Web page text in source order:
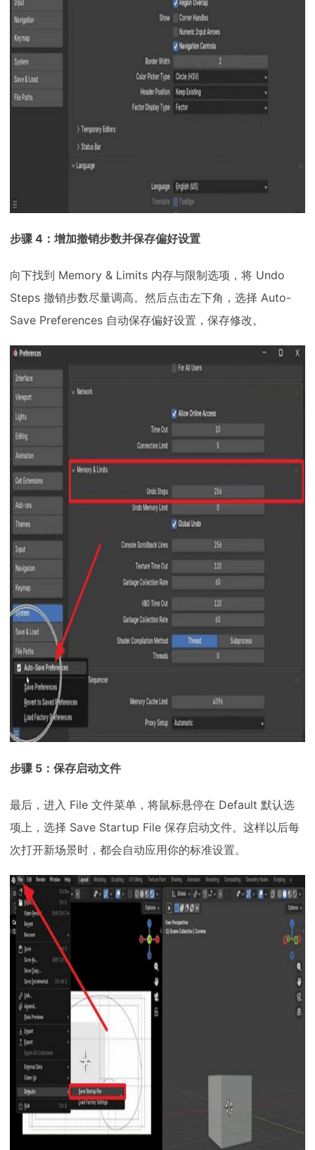
步骤 4：增加撤销步数并保存偏好设置
向下找到 Memory & Limits 内存与限制选项，将 Undo
Steps 撤销步数尽量调高。然后点击左下角，选择 Auto-
Save Preferences 自动保存偏好设置，保存修改。
步骤 5：保存启动文件
最后，进入 File 文件菜单，将鼠标悬停在 Default 默认选
项上，选择 Save Startup File 保存启动文件。这样以后每
次打开新场景时，都会自动应用你的标准设置。